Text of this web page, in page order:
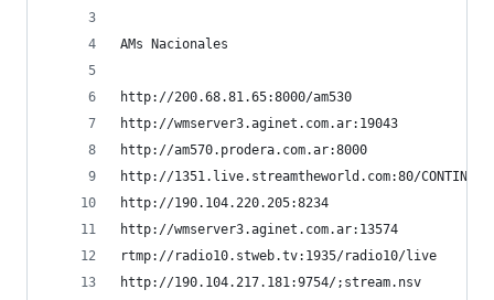
AMs Nacionales
http://200.68.81.65:8000/am530
http://wmserver3.aginet.com.ar:19043
http://am570.prodera.com.ar:8000
http://1351.live.streamtheworld.com:80/
http://190.104.220.205:8234
http://wmserver3.aginet.com.ar:13574
rtmp://radio10.stweb.tv:1935/radio10/
http://190.104.217.181:9754/;stream.nsv